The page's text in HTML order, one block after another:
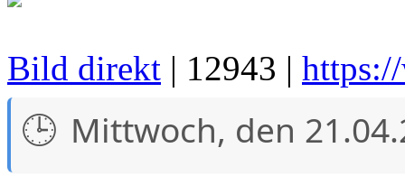
Bild direkt | 12943 |
Mittwoch, den